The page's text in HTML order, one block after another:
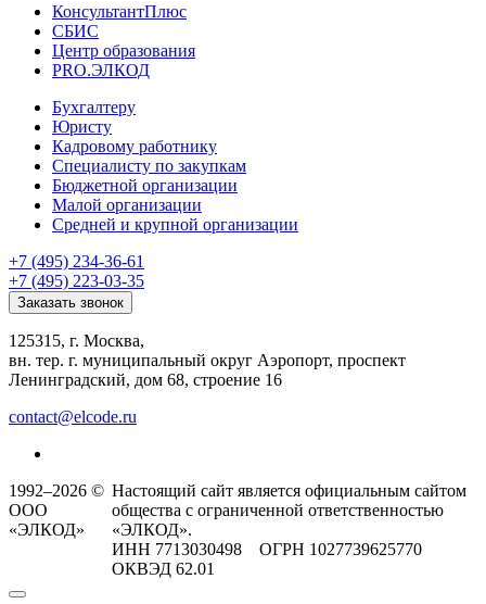
КонсультантПлюс
СБИС
Центр образования
PRO.ЭЛКОД
Бухгалтеру
Юристу
Кадровому работнику
Специалисту по закупкам
Бюджетной организации
Малой организации
Средней и крупной организации
+7 (495) 234-36-61
+7 (495) 223-03-35
Заказать звонок
125315, г. Москва,
вн. тер. г. муниципальный округ Аэропорт, проспект
Ленинградский, дом 68, строение 16
contact@elcode.ru
1992–2026 ©
ООО
«ЭЛКОД»
Настоящий сайт является официальным сайтом
общества с ограниченной ответственностью
«ЭЛКОД».
ИНН 7713030498 ОГРН 1027739625770
ОКВЭД 62.01